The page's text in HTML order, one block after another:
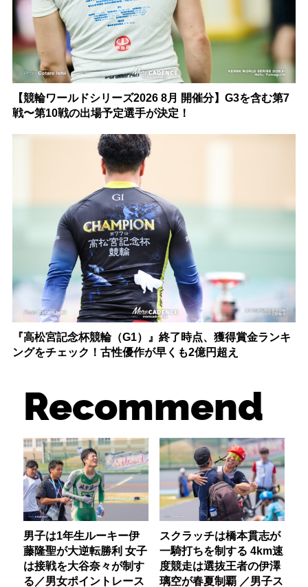
【競輪ワールドシリーズ2026 8月 開催分】G3を含む第7
戦〜第10戦の出場予定選手が決定！
『高松宮記念杯競輪（G1）』終了時点、獲得賞金ランキ
ングをチェック！古性優作が早くも2億円超え
Recommend
男子は1年生ルーキー伊
藤隆聖が大逆転勝利 女子
は接戦を大谷奈々が制す
る／男女ポイントレース
スクラッチは橋本貫志が
一騎打ちを制する 4km速
度競走は選抜王者の伊澤
璃空が春夏制覇 ／男子ス